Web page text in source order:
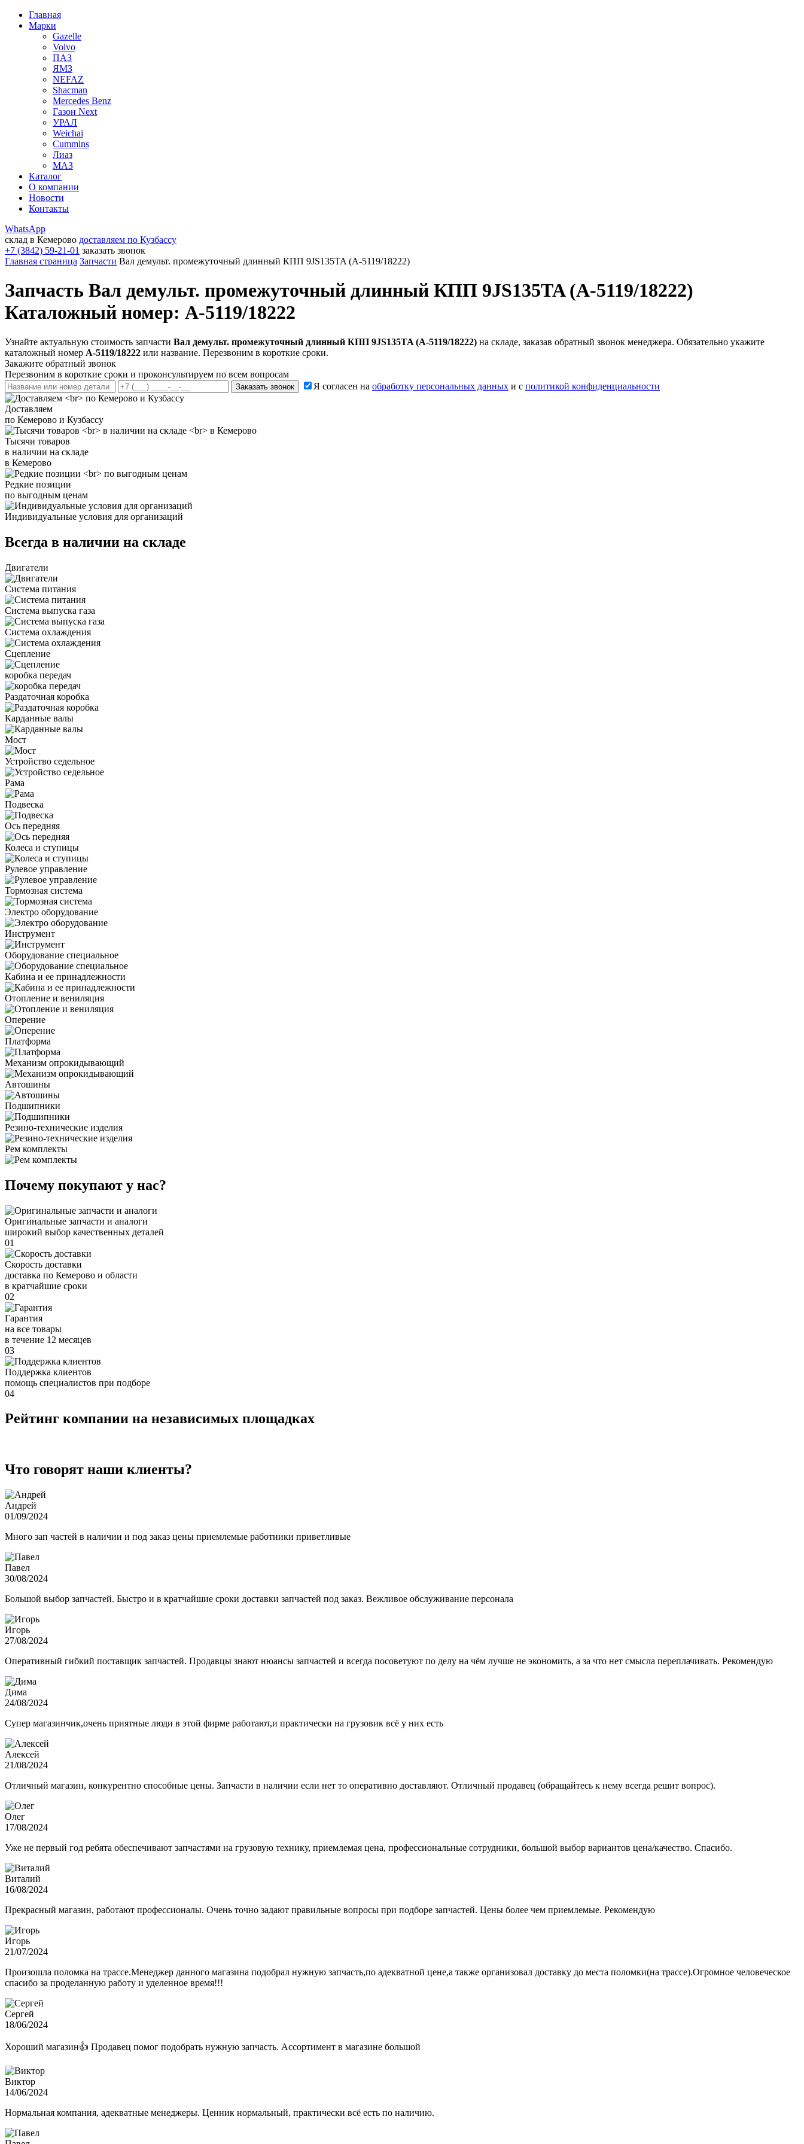
Главная
Марки
Gazelle
Volvo
ПАЗ
ЯМЗ
NEFAZ
Shacman
Mercedes Benz
Газон Next
УРАЛ
Weichai
Cummins
Лиаз
МАЗ
Каталог
О компании
Новости
Контакты
WhatsApp
склад в Кемерово доставляем по Кузбассу
+7 (3842) 59-21-01 заказать звонок
Главная страница Запчасти Вал демульт. промежуточный длинный КПП 9JS135TA (A-5119/18222)
Запчасть Вал демульт. промежуточный длинный КПП 9JS135TA (A-5119/18222)
Каталожный номер: A-5119/18222
Узнайте актуальную стоимость запчасти Вал демульт. промежуточный длинный КПП 9JS135TA (A-5119/18222) на складе, заказав обратный звонок менеджера. Обязательно укажите
каталожный номер A-5119/18222 или название. Перезвоним в короткие сроки.
Закажите обратный звонок
Перезвоним в короткие сроки и проконсультируем по всем вопросам
Заказать звонок Я согласен на обработку персональных данных и с политикой конфиденциальности
Доставляем
по Кемерово и Кузбассу
Тысячи товаров
в наличии на складе
в Кемерово
Редкие позиции
по выгодным ценам
Индивидуальные условия для организаций
Всегда в наличии на складе
Двигатели
Система питания
Система выпуска газа
Система охлаждения
Сцепление
коробка передач
Раздаточная коробка
Карданные валы
Мост
Устройство седельное
Рама
Подвеска
Ось передняя
Колеса и ступицы
Рулевое управление
Тормозная система
Электро оборудование
Инструмент
Оборудование специальное
Кабина и ее принадлежности
Отопление и вениляция
Оперение
Платформа
Механизм опрокидывающий
Автошины
Подшипники
Резино-технические изделия
Рем комплекты
Почему покупают у нас?
Оригинальные запчасти и аналоги
широкий выбор качественных деталей
01
Скорость доставки
доставка по Кемерово и области
в кратчайшие сроки
02
Гарантия
на все товары
в течение 12 месяцев
03
Поддержка клиентов
помощь специалистов при подборе
04
Рейтинг компании на независимых площадках
Что говорят наши клиенты?
Андрей
01/09/2024
Много зап частей в наличии и под заказ цены приемлемые работники приветливые
Павел
30/08/2024
Большой выбор запчастей. Быстро и в кратчайшие сроки доставки запчастей под заказ. Вежливое обслуживание персонала
Игорь
27/08/2024
Оперативный гибкий поставщик запчастей. Продавцы знают нюансы запчастей и всегда посоветуют по делу на чём лучше не экономить, а за что нет смысла переплачивать. Рекомендую
Дима
24/08/2024
Супер магазинчик,очень приятные люди в этой фирме работают,и практически на грузовик всё у них есть
Алексей
21/08/2024
Отличный магазин, конкурентно способные цены. Запчасти в наличии если нет то оперативно доставляют. Отличный продавец (обращайтесь к нему всегда решит вопрос).
Олег
17/08/2024
Уже не первый год ребята обеспечивают запчастями на грузовую технику, приемлемая цена, профессиональные сотрудники, большой выбор вариантов цена/качество. Спасибо.
Виталий
16/08/2024
Прекрасный магазин, работают профессионалы. Очень точно задают правильные вопросы при подборе запчастей. Цены более чем приемлемые. Рекомендую
Игорь
21/07/2024
Произошла поломка на трассе.Менеджер данного магазина подобрал нужную запчасть,по адекватной цене,а также организовал доставку до места поломки(на трассе).Огромное человеческое
спасибо за проделанную работу и уделенное время!!!
Сергей
18/06/2024
Хороший магазин👍 Продавец помог подобрать нужную запчасть. Ассортимент в магазине большой
Виктор
14/06/2024
Нормальная компания, адекватные менеджеры. Ценник нормальный, практически всё есть по наличию.